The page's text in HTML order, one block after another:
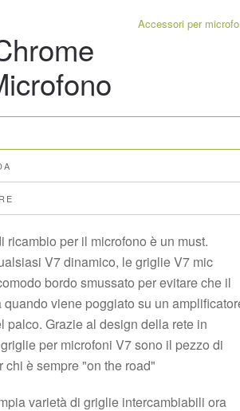
Accessori per
ricambio per il microfono è un must.
V7 dinamico, le griglie V7 mic
bordo smussato per evitare che il
quando viene poggiato su un
palco. Grazie al design della rete in
per microfoni V7 sono il pezzo di
chi è sempre "on the road"
varietà di griglie intercambiabili ora